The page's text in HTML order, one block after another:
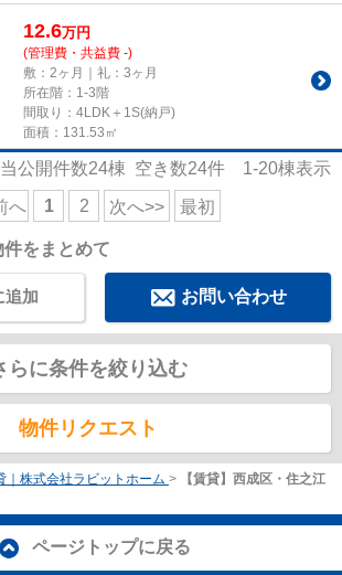
され...
12.6万円
(管理費・共益費 -)
敷：2ヶ月｜礼：3ヶ月
所在階：1-3階
間取り：4LDK＋1S(納戸)
面積：131.53㎡
公開件数24棟 空き数24件 1-20棟表示
へ 1 2 次へ>> 最初
をまとめて
お問い合わせ
追加
らに条件を絞り込む
物件リクエスト
｜株式会社ラビットホーム >
【賃貸】西成区・住之江
ページトップに戻る